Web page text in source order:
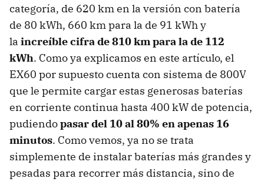
categoría, de 620 km en la versión con batería
de 80 kWh, 660 km para la de 91 kWh y
la increíble cifra de 810 km para la de 112
kWh. Como ya explicamos en este artículo, el
EX60 por supuesto cuenta con sistema de 800V
que le permite cargar estas generosas baterías
en corriente continua hasta 400 kW de potencia,
pudiendopasar del 10 al 80% en apenas 16
minutos. Como vemos, ya no se trata
simplemente de instalar baterías más grandes y
pesadas para recorrer más distancia, sino de